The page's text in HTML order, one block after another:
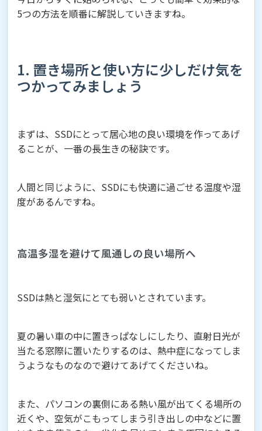
5つの方法を順番に解説していきますね。
1. 置き場所と使い方に少しだけ気を
つかってみましょう
まずは、SSDにとって居心地の良い環境を作ってあげ
ることが、一番の長生きの秘訣です。
人間と同じように、SSDにも快適に過ごせる温度や湿
度があるんですね。
高温多湿を避けて風通しの良い場所へ
SSDは熱と湿気にとても弱いとされています。
夏の暑い車の中に置きっぱなしにしたり、直射日光が
当たる窓際に置いたりするのは、熱中症になってしま
うようなものなので避けてあげてくださいね。
また、パソコンの裏側にある熱い風が出てくる場所の
近くや、空気がこもってしまう引き出しの中などに置